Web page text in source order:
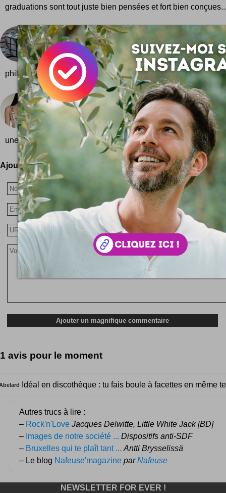
graduations sont tout juste bien pensées et fort bien
Rubik's Cube miroir
Envie de se casser la tête dans les reflets de votre
Ce Rubik's Cube aux facettes de miroir va vous
philosopher un brin. Si, vraiment. Son auteur...
Robe Subway Map
Une robe imprimée aux couleurs du plan de métro
Hype et ultime ? Cher en tous cas ! 249 dollars
une fabrication de la maison francis™
Ajoutez votre avis !
1 avis pour le moment
Idéal en discothèque : tu fais boule à facettes en même
Autres trucs à lire :
– Rock'n'Love Jacques Delwitte, Little White Jack [BD]
– Images de notre société ... Dispositifs anti-SDF
– Bruxelles qui te plaît tant ... Antti Brysselissä
– Le blog Nafeuse'magazine parNafeuse
NEWSLETTER FOR EVER !